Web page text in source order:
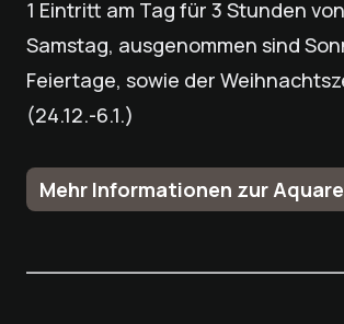
1 Eintritt am Tag für 3 Stunden
Samstag, ausgenommen sind
Feiertage, sowie der
(24.12.-6.1.)
Mehr Informationen zur